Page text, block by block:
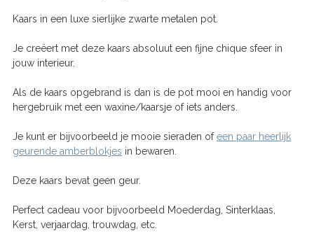
Kaars in een luxe sierlijke zwarte metalen pot.
Je creëert met deze kaars absoluut een fijne chique sfeer in
jouw interieur.
Als de kaars opgebrand is dan is de pot mooi en handig voor
hergebruik met een waxine/kaarsje of iets anders.
Je kunt er bijvoorbeeld je mooie sieraden ofeen paar heerlijk
geurende amberblokjes in bewaren.
Deze kaars bevat geen geur.
Perfect cadeau voor bijvoorbeeld Moederdag, Sinterklaas,
Kerst, verjaardag, trouwdag, etc.